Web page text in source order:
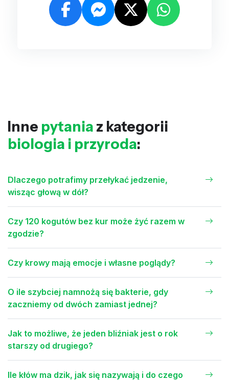
Inne pytania z kategorii
biologia i przyroda:
Dlaczego potrafimy przełykać jedzenie,
wisząc głową w dół?
Czy 120 kogutów bez kur może żyć razem w
zgodzie?
Czy krowy mają emocje i własne poglądy?
O ile szybciej namnożą się bakterie, gdy
zaczniemy od dwóch zamiast jednej?
Jak to możliwe, że jeden bliźniak jest o rok
starszy od drugiego?
Ile kłów ma dzik, jak się nazywają i do czego